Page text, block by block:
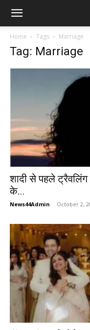
Home Tags Marriage
Tag: Marriage
शादी से पहले
के...
News44Admin - October 2,